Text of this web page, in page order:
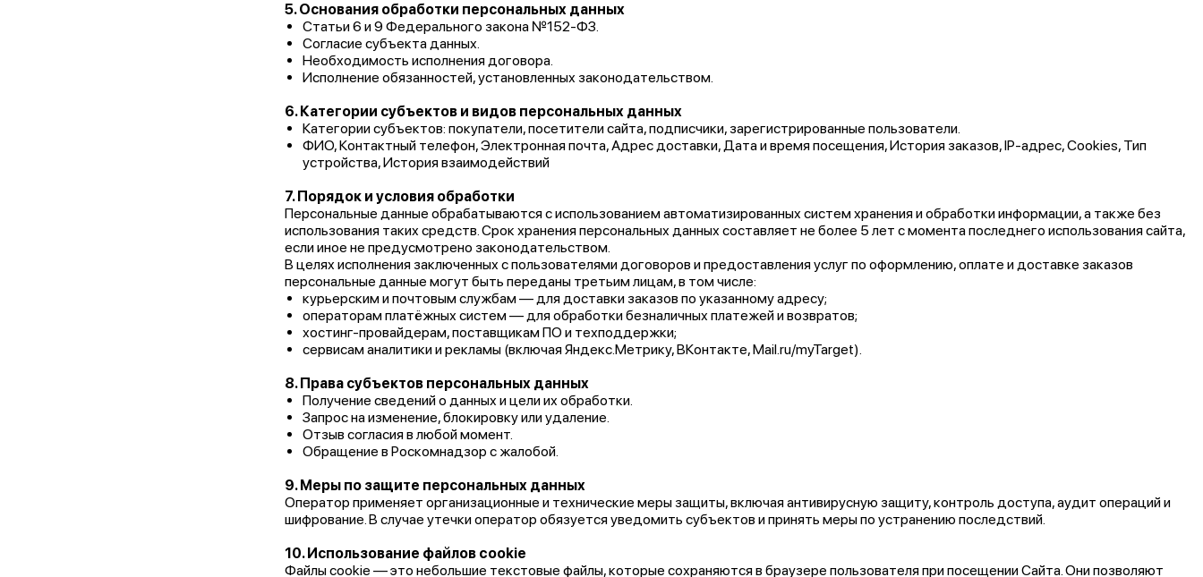
5. Основания обработки персональных данных
Статьи 6 и 9 Федерального закона №152-ФЗ.
Согласие субъекта данных.
Необходимость исполнения договора.
Исполнение обязанностей, установленных законодательством.
6. Категории субъектов и видов персональных данных
Категории субъектов: покупатели, посетители сайта, подписчики, зарегистрированные пользователи.
ФИО, Контактный телефон, Электронная почта, Адрес доставки, Дата и время посещения, История заказов, IP-адрес, Cookies, Тип
устройства, История взаимодействий
7. Порядок и условия обработки
Персональные данные обрабатываются с использованием автоматизированных систем хранения и обработки информации, а также без
использования таких средств. Срок хранения персональных данных составляет не более 5 лет с момента последнего использования сайта,
если иное не предусмотрено законодательством.
В целях исполнения заключенных с пользователями договоров и предоставления услуг по оформлению, оплате и доставке заказов
персональные данные могут быть переданы третьим лицам, в том числе:
курьерским и почтовым службам — для доставки заказов по указанному адресу;
операторам платёжных систем — для обработки безналичных платежей и возвратов;
хостинг-провайдерам, поставщикам ПО и техподдержки;
сервисам аналитики и рекламы (включая Яндекс.Метрику, ВКонтакте, Mail.ru/myTarget).
8. Права субъектов персональных данных
Получение сведений о данных и цели их обработки.
Запрос на изменение, блокировку или удаление.
Отзыв согласия в любой момент.
Обращение в Роскомнадзор с жалобой.
9. Меры по защите персональных данных
Оператор применяет организационные и технические меры защиты, включая антивирусную защиту, контроль доступа, аудит операций и
шифрование. В случае утечки оператор обязуется уведомить субъектов и принять меры по устранению последствий.
10. Использование файлов cookie
Файлы cookie — это небольшие текстовые файлы, которые сохраняются в браузере пользователя при посещении Сайта. Они позволяют